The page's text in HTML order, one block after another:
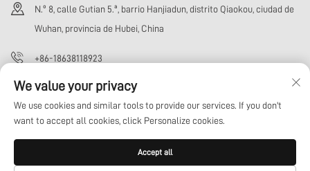
N.º 8, calle Gutian 5.ª, barrio Hanjiadun, distrito Qiaokou, ciudad de
Wuhan, provincia de Hubei, China
+86-18638118923
[email protected]
Derechos de autor © Wuhan Xoto Technology Co., Ltd. Todos los derechos
Política de privacidad
We value your privacy
We use cookies and similar tools to provide our services. If you don't
want to accept all cookies, click Personalize cookies.
Accept all